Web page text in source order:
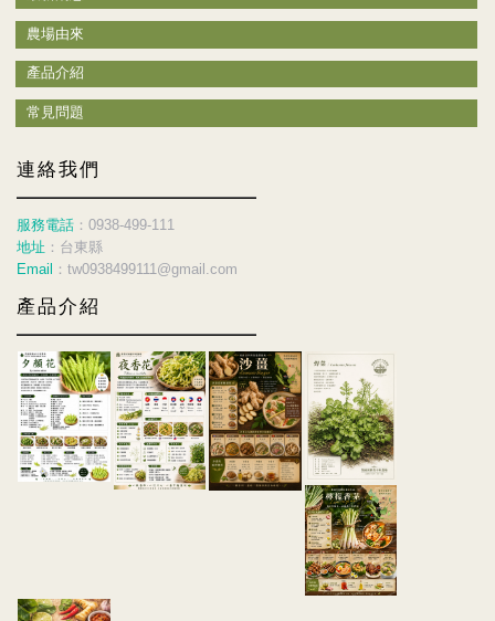
農場由來
產品介紹
常見問題
連絡我們
服務電話 ：0938-499-111
地址 ：台東縣
Email
：tw0938499111@gmail.com
產品介紹